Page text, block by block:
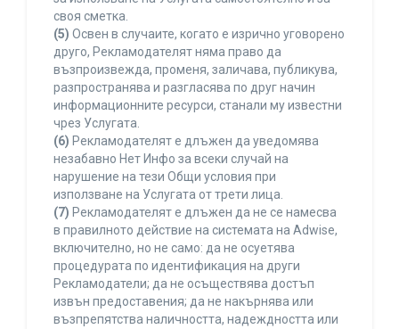
своя сметка.
(5) Освен в случаите, когато е изрично уговорено
друго, Рекламодателят няма право да
възпроизвежда, променя, заличава, публикува,
разпространява и разгласява по друг начин
информационните ресурси, станали му известни
чрез Услугата.
(6) Рекламодателят е длъжен да уведомява
незабавно Нет Инфо за всеки случай на
нарушение на тези Общи условия при
използване на Услугата от трети лица.
(7) Рекламодателят е длъжен да не се намесва
в правилното действие на системата на Adwise,
включително, но не само: да не осуетява
процедурата по идентификация на други
Рекламодатели; да не осъществява достъп
извън предоставения; да не накърнява или
възпрепятства наличността, надеждността или